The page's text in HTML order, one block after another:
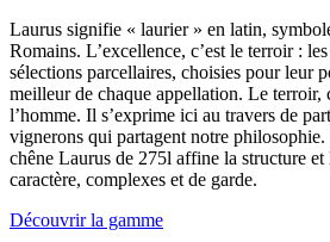
Laurus signifie « laurier » en latin,
Romains. L’excellence, c’est le terroir :
sélections parcellaires, choisies pour leur
meilleur de chaque appellation. Le terroir,
l’homme. Il s’exprime ici au travers de
vignerons qui partagent notre philosophie.
chêne Laurus de 275l affine la structure
caractère, complexes et de garde.
Découvrir la gamme